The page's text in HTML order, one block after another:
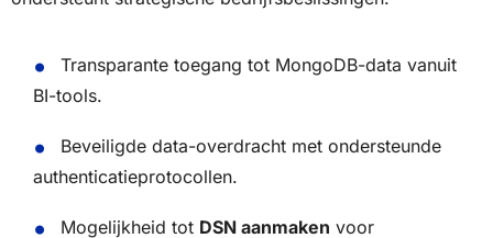
Transparante toegang tot MongoDB-data vanuit
BI-tools.
Beveiligde data-overdracht met ondersteunde
authenticatieprotocollen.
Mogelijkheid tot DSN aanmaken voor